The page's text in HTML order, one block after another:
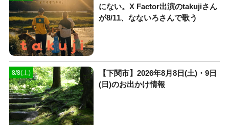
にない。X Factor出演のtakujiさん
が8/11、なないろさんで歌う
8/8(土)
【下関市】2026年8月8日(土)・9日
(日)のお出かけ情報